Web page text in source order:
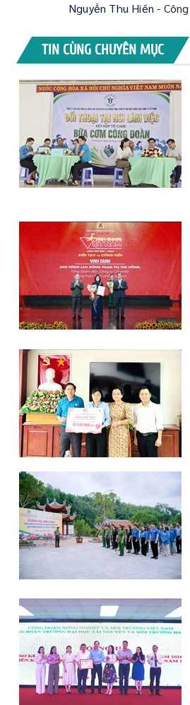
Nguyễn Thu Hiền -
TIN CÙNG CHUYÊN MỤC